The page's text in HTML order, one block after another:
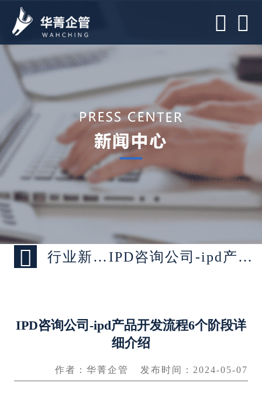
 
 行业新闻 > IPD咨询公司-ipd产品开发流程6个阶段详细介绍
IPD咨询公司-ipd产品开发流程6个阶段详
细介绍
作者：华菁企管 发布时间：2024-05-07